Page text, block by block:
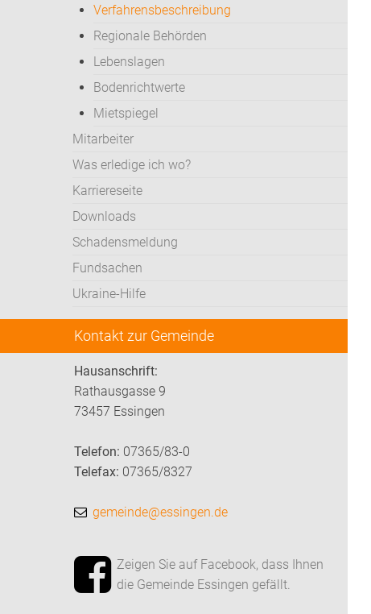
Verfahrensbeschreibung
Regionale Behörden
Lebenslagen
Bodenrichtwerte
Mietspiegel
Mitarbeiter
Was erledige ich wo?
Karriereseite
Downloads
Schadensmeldung
Fundsachen
Ukraine-Hilfe
Kontakt zur Gemeinde
Hausanschrift:
Rathausgasse 9
73457 Essingen
Telefon: 07365/83-0
Telefax: 07365/8327
gemeinde@essingen.de
Zeigen Sie auf Facebook, dass Ihnen
die Gemeinde Essingen gefällt.